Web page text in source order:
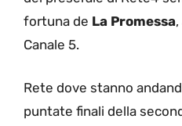
fortuna de La Promessa
Canale 5.
Rete dove stanno
puntate finali della